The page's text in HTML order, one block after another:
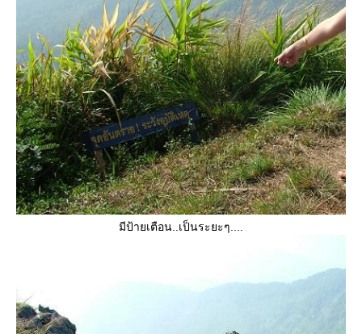
มีป้ายเตือน..เป็นระยะๆ....